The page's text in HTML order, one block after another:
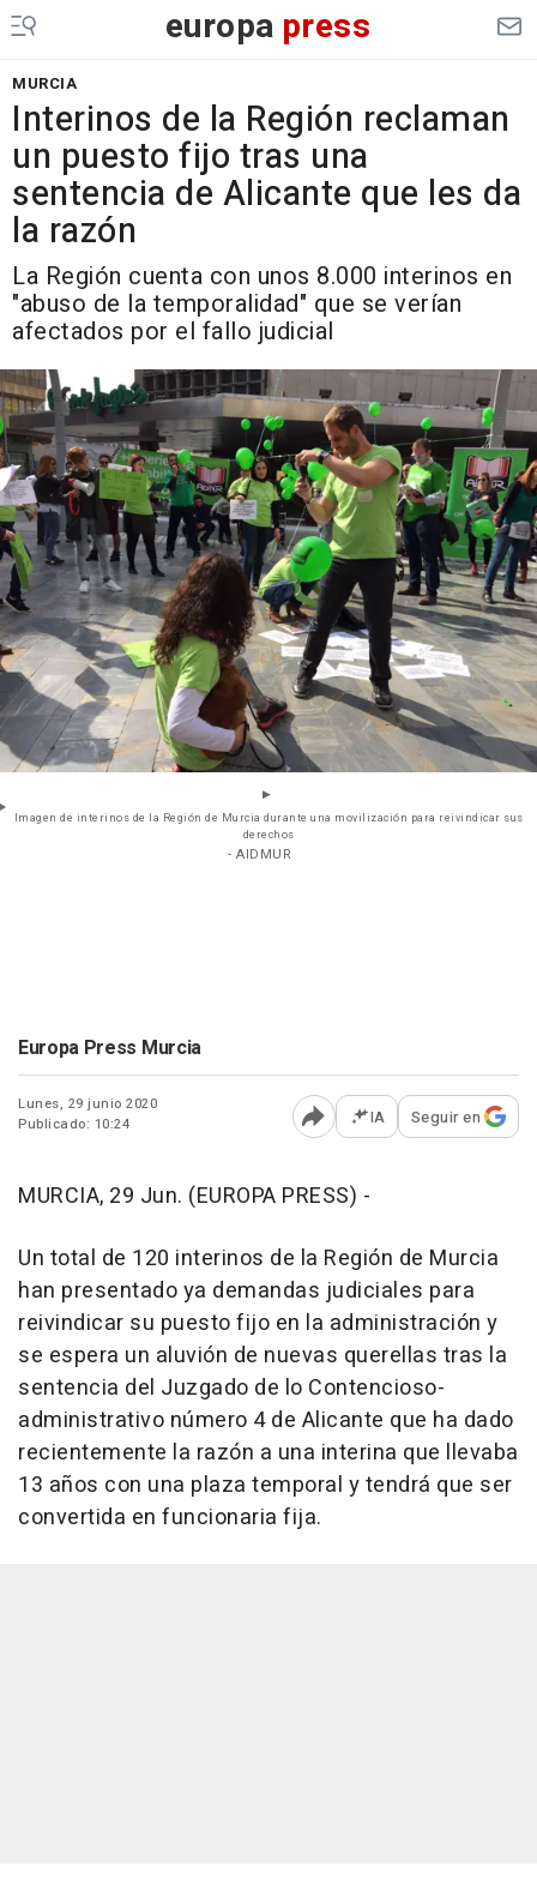
europa press
MURCIA
Interinos de la Región reclaman
un puesto fijo tras una
sentencia de Alicante que les da
la razón
La Región cuenta con unos 8.000 interinos en
"abuso de la temporalidad" que se verían
afectados por el fallo judicial
Imagen de interinos de la Región de Murcia durante una movilización para reivindicar sus
derechos
- AIDMUR
Europa Press Murcia
Lunes, 29 junio 2020
Publicado: 10:24
Abrir opciones para
IA Seguir en
MURCIA, 29 Jun. (EUROPA PRESS) -
Un total de 120 interinos de la Región de Murcia
han presentado ya demandas judiciales para
reivindicar su puesto fijo en la administración y
se espera un aluvión de nuevas querellas tras la
sentencia del Juzgado de lo Contencioso-
administrativo número 4 de Alicante que ha dado
recientemente la razón a una interina que llevaba
13 años con una plaza temporal y tendrá que ser
convertida en funcionaria fija.